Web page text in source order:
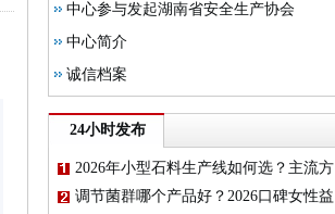
阳市湘智鸿才高级中学召开2026年春季学
期开学教职员工大会
中心参与发起湖南省安全生产协会
中心简介
诚信档案
24小时发布
2026年小型石料生产线如何选？主流方
案与配置对比分析
调节菌群哪个产品好？2026口碑女性益